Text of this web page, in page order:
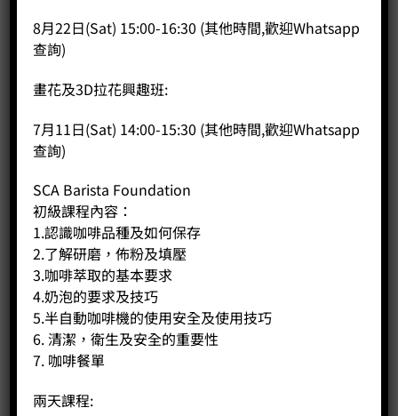
商品說明
程式設定：
1.可調蒸汽棒壓力0.8-1.6 bar
2.5個預浸程序
3.可變背燈
4.調整1杯和2杯份量
5.微調水溫設定88-96°C
熱水管：獨立設計
儀表：壓力錶
泵：葉片泵
加熱系統：
1.每個沖煮頭有獨立加熱塊和渦爐
2.3L 蒸汽鍋爐
3.(共3個渦爐和2個加熱塊)
沖煮濾網：58毫米不鏽鋼沖煮濾網
8月22日(Sat) 15:00-16:30 (其他時間,歡迎Whatsapp
查詢)
畫花及3D拉花興趣班:
7月11日(Sat) 14:00-15:30 (其他時間,歡迎Whatsapp
查詢)
SCA Barista Foundation
初級課程內容：
1.認識咖啡品種及如何保存
2.了解研磨，佈粉及填壓
3.咖啡萃取的基本要求
4.奶泡的要求及技巧
5.半自動咖啡機的使用安全及使用技巧
6. 清潔，衛生及安全的重要性
7. 咖啡餐單
兩天課程: